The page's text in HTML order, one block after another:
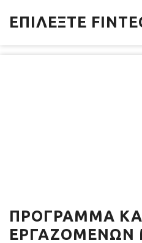
ΕΠΙΛΈΞΤΕ
ΠΡΌΓΡΑΜΜΑ
ΕΡΓΑΖΟΜΈΝΩΝ